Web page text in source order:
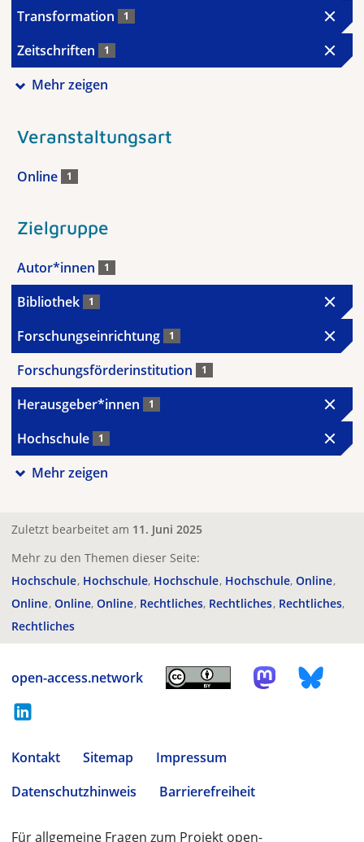
Transformation 1
Zeitschriften 1
Mehr zeigen
Veranstaltungsart
Online 1
Zielgruppe
Autor*innen 1
Bibliothek 1
Forschungseinrichtung 1
Forschungsförderinstitution 1
Herausgeber*innen 1
Hochschule 1
Mehr zeigen
Zuletzt bearbeitet am 11. Juni 2025
Mehr zu den Themen dieser Seite:
Hochschule Hochschule Hochschule Hochschule Online
Online Online Online Rechtliches Rechtliches Rechtliches
Rechtliches
open-access.network
Kontakt Sitemap
Impressum
Datenschutzhinweis
Barrierefreiheit
Für allgemeine Fragen zum Projekt open-